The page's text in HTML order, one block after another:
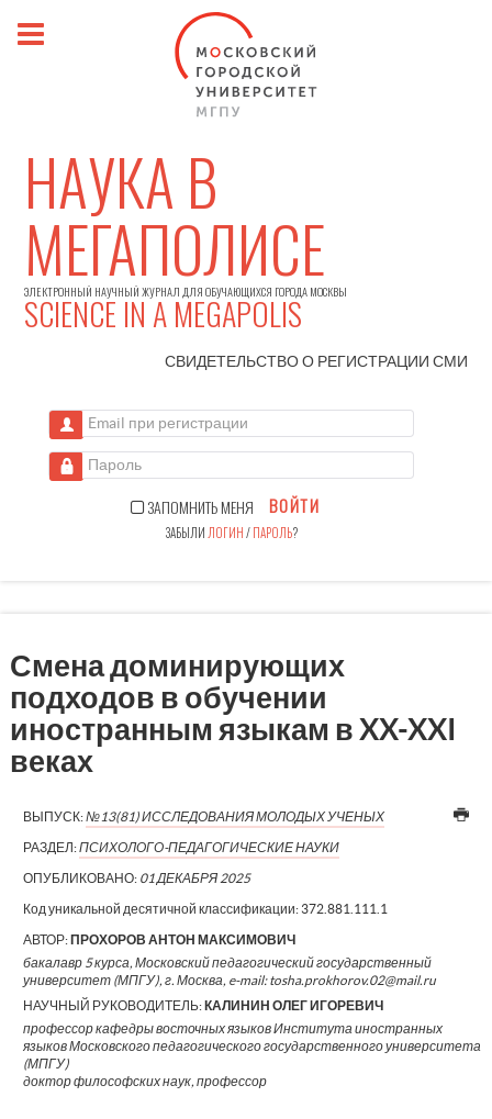
НАУКА В
МЕГАПОЛИСЕ
ЭЛЕКТРОННЫЙ НАУЧНЫЙ ЖУРНАЛ ДЛЯ ОБУЧАЮЩИХСЯ ГОРОДА МОСКВЫ
SCIENCE IN A MEGAPOLIS
СВИДЕТЕЛЬСТВО О РЕГИСТРАЦИИСМИ
Email при регистрации
Пароль
ЗАПОМНИТЬ МЕНЯ ВОЙТИ
ЗАБЫЛИ ЛОГИН/ПАРОЛЬ?
Смена доминирующих
подходов в обучении
иностранным языкам в XX-XXI
веках
ВЫПУСК:№13(81) ИССЛЕДОВАНИЯ МОЛОДЫХ УЧЕНЫХ
РАЗДЕЛ:ПСИХОЛОГО-ПЕДАГОГИЧЕСКИЕ НАУКИ
ОПУБЛИКОВАНО: 01 ДЕКАБРЯ 2025
Код уникальной десятичной классификации: 372.881.111.1
АВТОР:ПРОХОРОВ АНТОН МАКСИМОВИЧ
бакалавр 5 курса, Московский педагогический государственный
университет (МПГУ), г. Москва, e-mail: tosha.prokhorov.02@mail.ru
НАУЧНЫЙ РУКОВОДИТЕЛЬ:КАЛИНИН ОЛЕГ ИГОРЕВИЧ
профессор кафедры восточных языков Института иностранных
языков Московского педагогического государственного университета
(МПГУ)
доктор философских наук, профессор